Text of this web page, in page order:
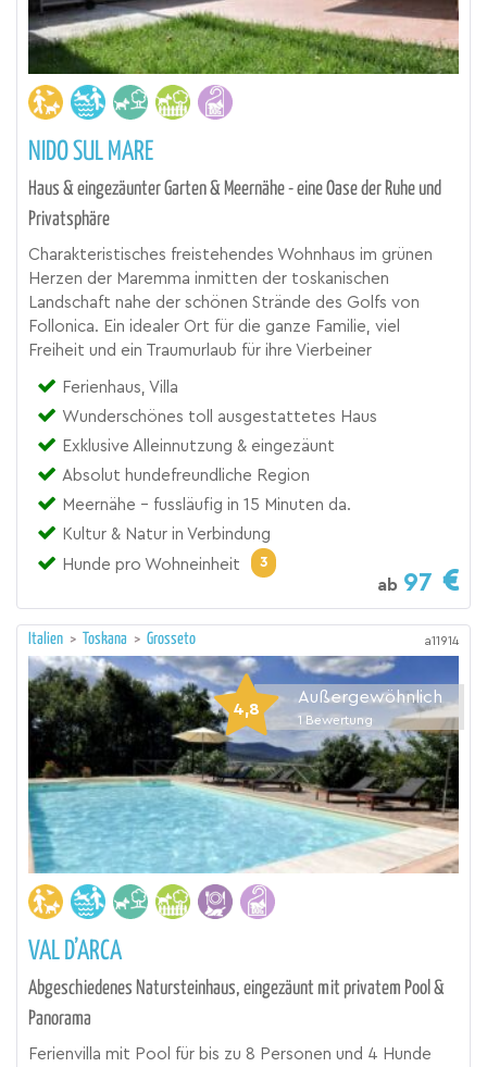
NIDO SUL MARE
Haus & eingezäunter Garten & Meernähe - eine Oase der Ruhe und
Privatsphäre
Charakteristisches freistehendes Wohnhaus im grünen
Herzen der Maremma inmitten der toskanischen
Landschaft nahe der schönen Strände des Golfs von
Follonica. Ein idealer Ort für die ganze Familie, viel
Freiheit und ein Traumurlaub für ihre Vierbeiner
Ferienhaus, Villa
Wunderschönes toll ausgestattetes Haus
Exklusive Alleinnutzung & eingezäunt
Absolut hundefreundliche Region
Meernähe - fussläufig in 15 Minuten da.
Kultur & Natur in Verbindung
Hunde pro Wohneinheit
3
ab 97
Italien > Toskana > Grosseto a11914
4,8
Außergewöhnlich
1 Bewertung
VAL D’ARCA
Abgeschiedenes Natursteinhaus, eingezäunt mit privatem Pool &
Panorama
Ferienvilla mit Pool für bis zu 8 Personen und 4 Hunde